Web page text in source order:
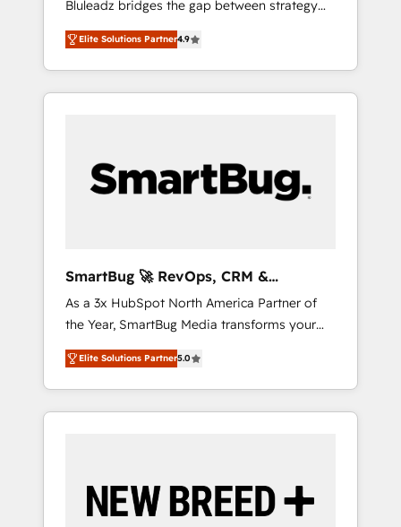
合に対応します。 2️⃣ AIエージェント組織構築
営業・マーケティング業務の一部をAIが自律実
行する組織への移行を設計・実装。Breeze・
Claude等をHubSpotと連携させ、役割定義・運
用ルール・成果指標まで含めて設計します。 3️⃣
PMOとして主導。「設定の代行ではなく、設計
の責任」を引き受け、部門横断の統合・浸透・
Hubで一体提供。 ▸ 既存CRM・MAからの移行
支援：Salesforce・Marketo・Pardot等からの
移行、カスタム設計、履歴データ移行と活用設
計まで。 ▸ AEO対応：ChatGPT・Perplexity等
のAI検索からの流入・引用を前提にコンテンツ
HubSpotアワード受賞・HUGリーダー ✓
AI活用に関するご相談、現状整理の壁打ちな
ど、構想段階からお気軽にお問い合わせくださ
Bluleadz bridges the gap between strategy
and execution. We don't just "set up tools" —
we install the GTM Operating System (GTM
OS) to align your leadership and engineer a
portal that drives predictable revenue
and Story to stop "accelerating a mess." ⚙️
Elite Engineering & AI Scalable Architecture:
agents, and high-integrity migrations for total
reporting clarity. Security & Compliance: SOC
2 Type I and HIPAA attested for enterprise-
grade data security. 🏆 Why Bluleadz? GTM
OS Partner | 16+ Years Experience | 1,000+
Five-Star Reviews
Elite Solutions Partner4.9
SmartBug 🚀 RevOps, CRM &
Integration Experts
As a 3x HubSpot North America Partner of
the Year, SmartBug Media transforms your
customer lifecycle into a revenue engine. Our
unified ecosystem includes specialized
divisions Globalia (AI & Software) and Point
Success Media (Paid Media), making this the
by Globalia’s technical development team. -
19 HubSpot-certified trainers to drive
Elite Solutions Partner5.0